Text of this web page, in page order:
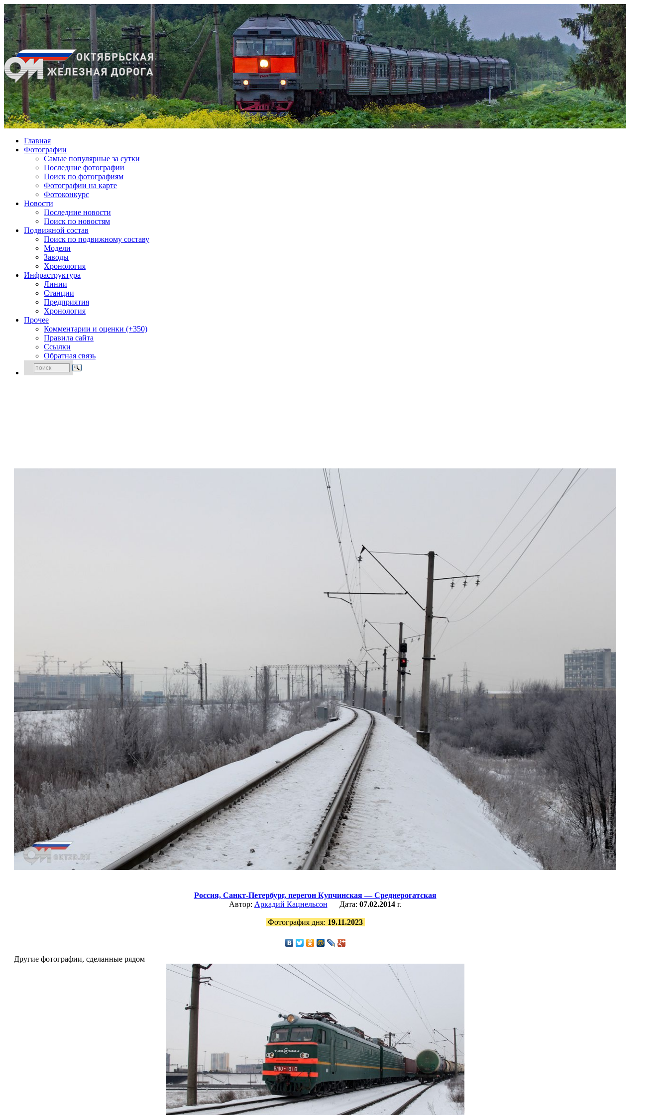
Главная
Фотографии
Cамые популярные за сутки
Последние фотографии
Поиск по фотографиям
Фотографии на карте
Фотоконкурс
Новости
Последние новости
Поиск по новостям
Подвижной состав
Поиск по подвижному составу
Модели
Заводы
Хронология
Инфраструктура
Линии
Станции
Предприятия
Хронология
Прочее
Комментарии и оценки (+350)
Правила сайта
Ссылки
Обратная связь
Россия, Санкт-Петербург, перегон Купчинская — Среднерогатская
Автор: Аркадий Кацнельсон Дата: 07.02.2014г.
Фотография дня: 19.11.2023
Другие фотографии, сделанные рядом